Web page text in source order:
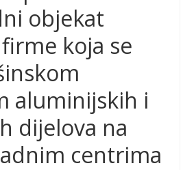
objekat
koja se
aluminijskih i
dijelova na
centrima